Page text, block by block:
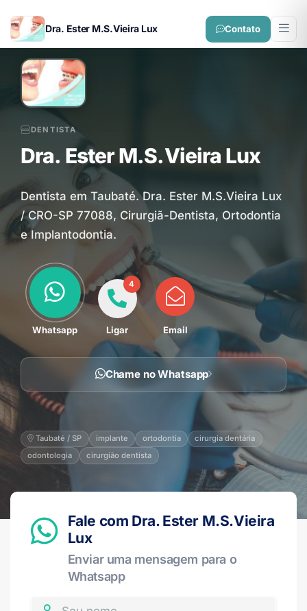
Dra. Ester M.S.Vieira Lux Contato
DENTISTA
Dra. Ester M.S.Vieira Lux
Dentista em Taubaté. Dra. Ester M.S.Vieira Lux
/ CRO-SP 77088, Cirurgiã-Dentista, Ortodontia
e Implantodontia.
Whatsapp
4
Ligar Email
Chame no Whatsapp
Taubaté / SP implante ortodontia
cirurgia dentária
odontologia
cirurgião dentista
Fale com Dra. Ester M.S.Vieira
Lux
Enviar uma mensagem para o
Whatsapp